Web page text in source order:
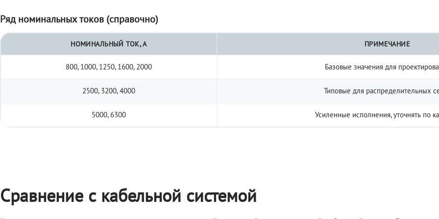
Ряд номинальных токов (справочно)
НОМИНАЛЬНЫЙ ТОК, А ПРИМЕЧАНИЕ
800, 1000, 1250, 1600, 2000 Базовые значения для
2500, 3200, 4000 Типовые для распределительных
5000, 6300 Усиленные исполнения, уточнять по
Сравнение с кабельной системой